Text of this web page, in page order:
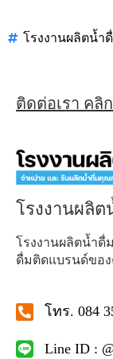
โรงงานผลิตน้ำ
ติดต่อเรา คลิ
โรงงานผลิต
โรงงานผลิตน้ำดื่
ดื่มติดแบรนด์ขอ
โทร. 084
Line ID :